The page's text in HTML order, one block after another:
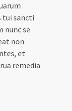
tui sancti
nunc se
non
et
remedia